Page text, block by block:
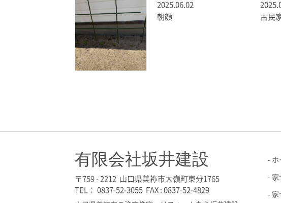
2025.06.02
朝顔
古民
ホ
家
家
有限会社坂井建設
〒759 - 2212 山口県美祢市大嶺町東分1765
TEL： 0837-52-3055 FAX : 0837-52-4829